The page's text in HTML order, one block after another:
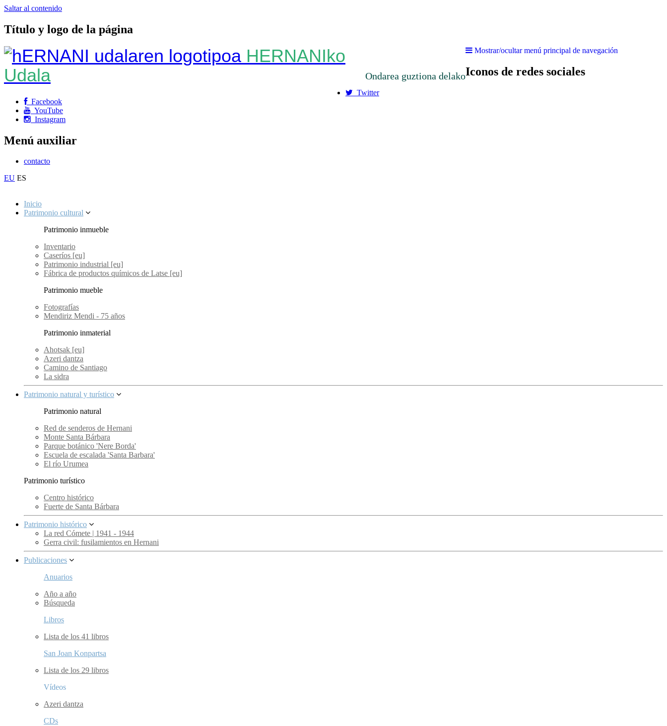
Saltar al contenido
Título y logo de la página
HERNANIko
Udala
Ondarea guztiona delako
Mostrar/ocultar menú principal de navegación
Iconos de redes sociales
Twitter
Facebook
YouTube
Instagram
Menú auxiliar
contacto
EU ES
Inicio
Patrimonio cultural
Patrimonio inmueble
Inventario
Caseríos [eu]
Patrimonio industrial [eu]
Fábrica de productos químicos de Latse [eu]
Patrimonio mueble
Fotografías
Mendiriz Mendi - 75 años
Patrimonio inmaterial
Ahotsak [eu]
Azeri dantza
Camino de Santiago
La sidra
Patrimonio natural y turístico
Patrimonio natural
Red de senderos de Hernani
Monte Santa Bárbara
Parque botánico 'Nere Borda'
Escuela de escalada 'Santa Barbara'
El río Urumea
Patrimonio turístico
Centro histórico
Fuerte de Santa Bárbara
Patrimonio histórico
La red Cómete | 1941 - 1944
Gerra civil: fusilamientos en Hernani
Publicaciones
Anuarios
Año a año
Búsqueda
Libros
Lista de los 41 libros
San Joan Konpartsa
Lista de los 29 libros
Vídeos
Azeri dantza
CDs